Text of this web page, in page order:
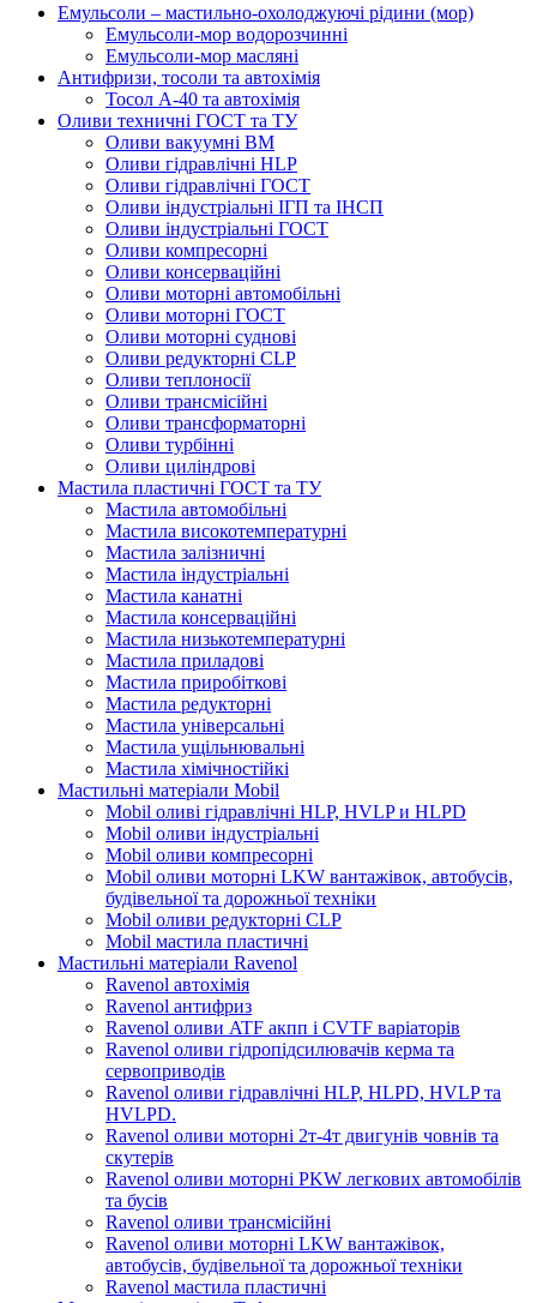
Емульсоли – мастильно-охолоджуючі рідини (мор)
Емульсоли-мор водорозчинні
Емульсоли-мор масляні
Антифризи, тосоли та автохімія
Тосол А-40 та автохімія
Оливи техничні ГОСТ та ТУ
Оливи вакуумні ВМ
Оливи гідравлічні HLP
Оливи гідравлічні ГОСТ
Оливи індустріальні ІГП та ІНСП
Оливи індустріальні ГОСТ
Оливи компресорні
Оливи консерваційні
Оливи моторні автомобільні
Оливи моторні ГОСТ
Оливи моторні суднові
Оливи редукторні CLP
Оливи теплоносії
Оливи трансмісійні
Оливи трансформаторні
Оливи турбінні
Оливи циліндрові
Мастила пластичні ГОСТ та ТУ
Мастила автомобільні
Мастила високотемпературні
Мастила залізничні
Мастила індустріальні
Мастила канатні
Мастила консерваційні
Мастила низькотемпературні
Мастила приладові
Мастила приробіткові
Мастила редукторні
Мастила універсальні
Мастила ущільнювальні
Мастила хімічностійкі
Мастильні матеріали Mobil
Mobil оливі гідравлічні HLP, HVLP и HLPD
Mobil оливи індустріальні
Mobil оливи компресорні
Mobil оливи моторні LKW вантажівок, автобусів,
будівельної та дорожньої техніки
Mobil оливи редукторні CLP
Mobil мастила пластичні
Мастильні матеріали Ravenol
Ravenol автохімія
Ravenol антифриз
Ravenol оливи ATF акпп і CVTF варіаторів
Ravenol оливи гідропідсилювачів керма та
сервоприводів
Ravenol оливи гідравлічні HLP, HLPD, HVLP та
HVLPD.
Ravenol оливи моторні 2т-4т двигунів човнів та
скутерів
Ravenol оливи моторні PKW легкових автомобілів
та бусів
Ravenol оливи трансмісійні
Ravenol оливи моторні LKW вантажівок,
автобусів, будівельної та дорожньої техніки
Ravenol мастила пластичні